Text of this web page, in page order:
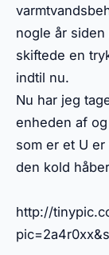
nogle år
skiftede en
indtil nu.
Nu har jeg
enheden af
som er et U
den kold
http://